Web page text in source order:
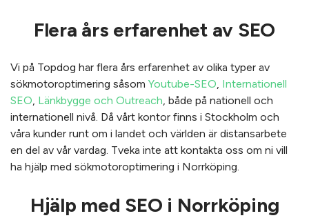
Flera års erfarenhet av SEO
Vi på Topdog har flera års erfarenhet av olika typer av
sökmotoroptimering såsom Youtube-SEO, Internationell
SEO, Länkbygge och Outreach, både på nationell och
internationell nivå. Då vårt kontor finns i Stockholm och
våra kunder runt om i landet och världen är distansarbete
en del av vår vardag. Tveka inte att kontakta oss om ni vill
ha hjälp med sökmotoroptimering i Norrköping.
Hjälp med SEO i Norrköping